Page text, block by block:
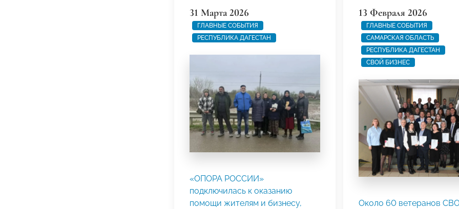
31 Марта 2026
ГЛАВНЫЕ СОБЫТИЯ
РЕСПУБЛИКА ДАГЕСТАН
«ОПОРА РОССИИ»
подключилась к оказанию
помощи жителям и бизнесу,
13 Февраля 2026
ГЛАВНЫЕ СОБЫТИЯ
САМАРСКАЯ ОБЛАСТЬ
РЕСПУБЛИКА ДАГЕСТАН
СВОЙ БИЗНЕС
Около 60 ветеранов